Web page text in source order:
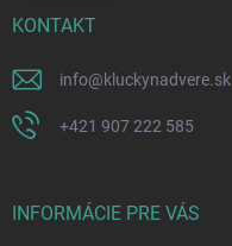
KONTAKT
info@kluckynadvere.sk
+421 907 222 585
INFORMÁCIE PRE VÁS